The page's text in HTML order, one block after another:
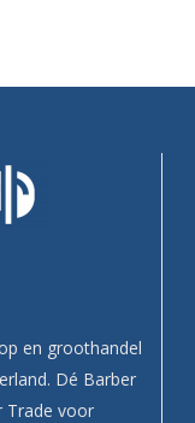
en groothandel
Dé Barber
Trade voor